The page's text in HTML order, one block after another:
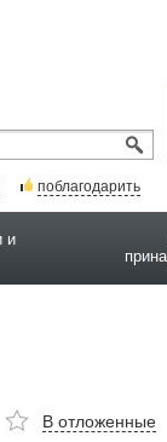
поблагодарить
и
В отложенные